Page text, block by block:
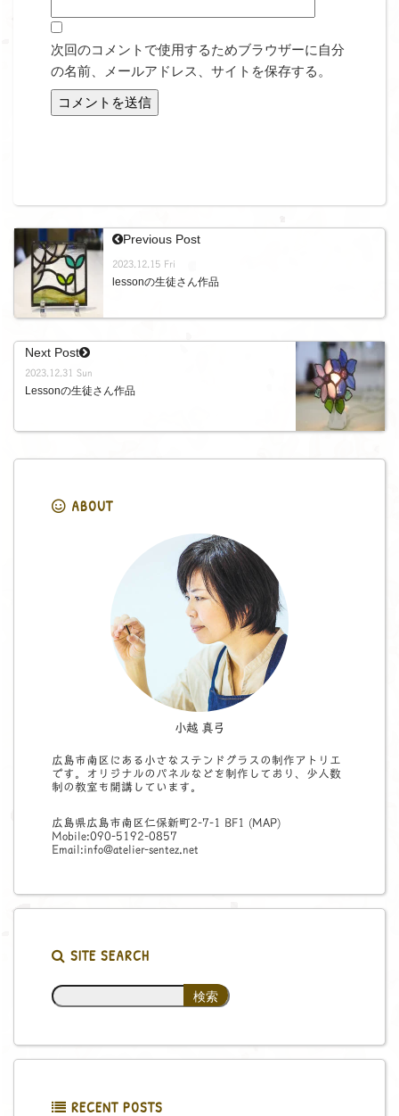
次回のコメントで使用するためブラウザーに自分
の名前、メールアドレス、サイトを保存する。
Previous Post
2023.12.15 Fri
lessonの生徒さん作品
Next Post
2023.12.31 Sun
Lessonの生徒さん作品
ABOUT
小越 真弓
広島市南区にある小さなステンドグラスの制作アトリエ
です。オリジナルのパネルなどを制作しており、少人数
制の教室も開講しています。
広島県広島市南区仁保新町2-7-1 BF1 (MAP)
Mobile:090-5192-0857
Email:info@atelier-sentez.net
SITE SEARCH
RECENT POSTS